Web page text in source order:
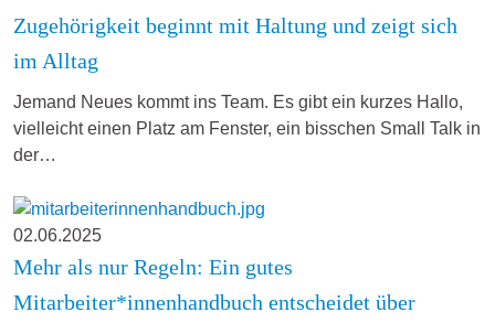
Zugehörigkeit beginnt mit Haltung und zeigt sich
im Alltag
Jemand Neues kommt ins Team. Es gibt ein kurzes Hallo,
vielleicht einen Platz am Fenster, ein bisschen Small Talk in
der…
02.06.2025
Mehr als nur Regeln: Ein gutes
Mitarbeiter*innenhandbuch entscheidet über